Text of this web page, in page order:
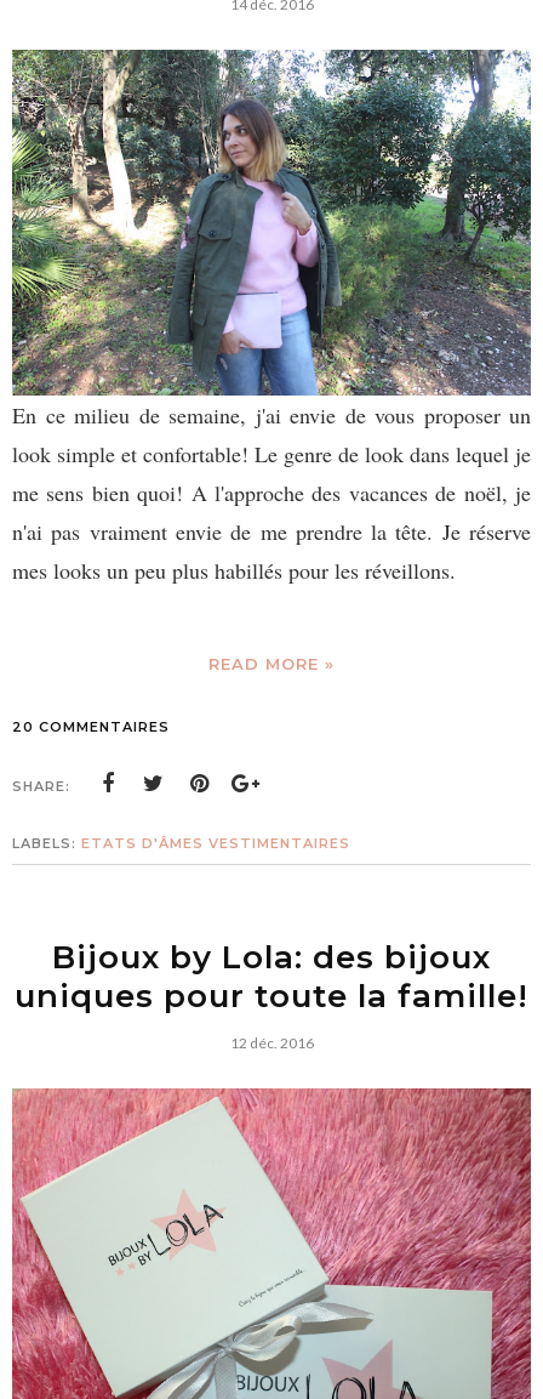
14 déc. 2016
En ce milieu de semaine, j'ai envie de vous proposer un
look simple et confortable! Le genre de look dans lequel je
me sens bien quoi! A l'approche des vacances de noël, je
n'ai pas vraiment envie de me prendre la tête. Je réserve
mes looks un peu plus habillés pour les réveillons.
READ MORE »
20 COMMENTAIRES
SHARE:
LABELS: ETATS D'ÂMES VESTIMENTAIRES
Bijoux by Lola: des bijoux
uniques pour toute la famille!
12 déc. 2016